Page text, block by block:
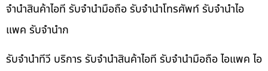
จำนำสินค้าไอที รับจำนำมือถือ รับจำนำโทรศัพท์ รับจำนำไอ
แพค รับจำนำก
รับจำนำทีวี บริการ รับจำนำสินค้าไอที รับจำนำมือถือ ไอแพค ไอ